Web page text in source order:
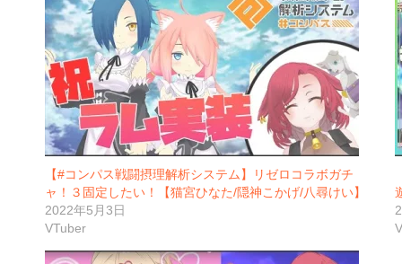
【#コンパス戦闘摂理解析システム】リゼロコラボガチ
ャ！３固定したい！【猫宮ひなた/隠神こかげ/八尋けい】
2022年5月3日
VTuber